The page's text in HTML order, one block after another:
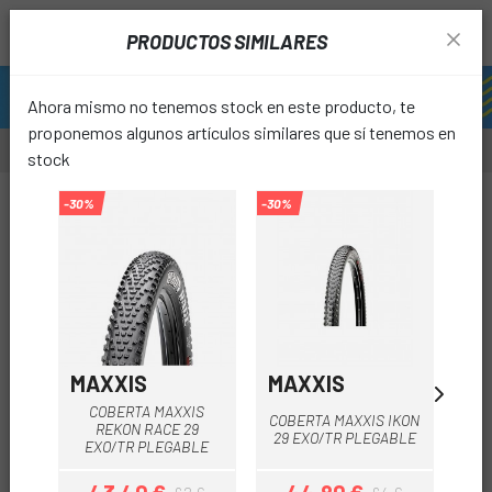
PRODUCTOS SIMILARES
Ahora mismo no tenemos stock en este producto, te
proponemos algunos artículos similares que sí tenemos en
stock
-30%
MAXXIS
COBERTA MAXXIS
REKON RACE 29
EXO/TR PLEGABLE
-30%
MAXXIS
COBERTA MAXXIS IKON
29 EXO/TR PLEGABLE